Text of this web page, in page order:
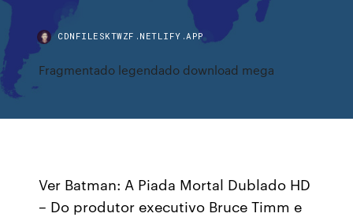
CDNFILESKTWZF.NETLIFY.APP
Fragmentado legendado download mega
Ver Batman: A Piada Mortal Dublado HD
– Do produtor executivo Bruce Timm e